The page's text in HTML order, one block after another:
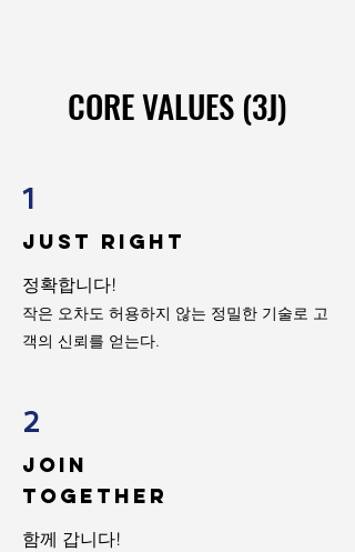
CORE VALUES (3J)
CORE VALUES (3J)
1
Just Right
정확합니다!
​작은 오차도 허용하지 않는 정밀한 기술로 고
객의 신뢰를 얻는다.
2
JOIN
TOgether
함께 갑니다!